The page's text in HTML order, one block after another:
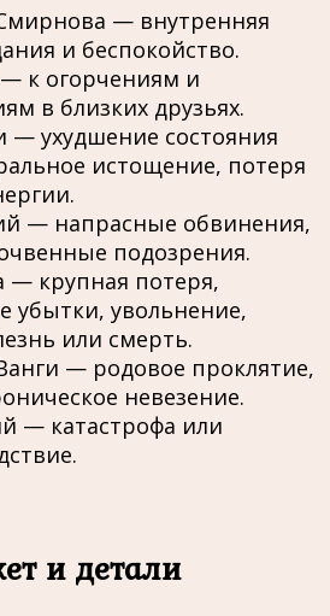
— внутренняя
и беспокойство.
к огорчениям и
в близких друзьях.
— ухудшение состояния
истощение, потеря
— напрасные обвинения,
подозрения.
— крупная потеря,
убытки, увольнение,
или смерть.
— родовое проклятие,
невезение.
— катастрофа или
и детали